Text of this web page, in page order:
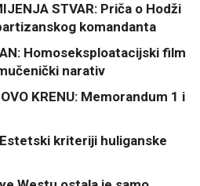
STVAR: Priča o Hodži
komandanta
Homoseksploatacijski film
narativ
KRENU: Memorandum 1 i
Estetski kriteriji huliganske